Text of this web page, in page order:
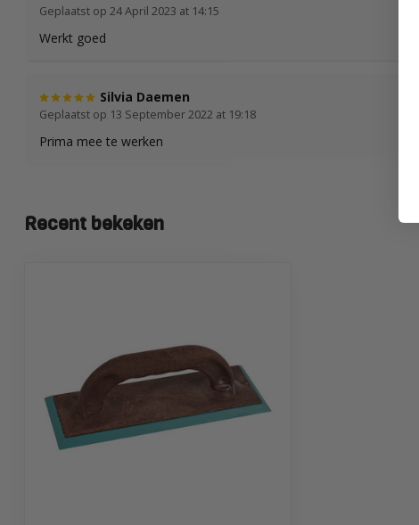
Geplaatst op 24 April 2023 at 14:15
Werkt goed
Silvia Daemen
Geplaatst op 13 September 2022 at 19:18
Prima mee te werken
Recent bekeken